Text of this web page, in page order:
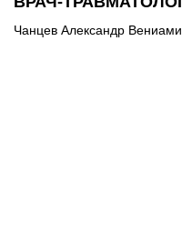
Чанцев Александр